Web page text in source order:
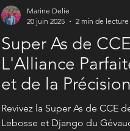
Super As de
L'Alliance
et de la
Revivez la Super As de CCE
Lebosse et Django du
Marine Delie
20 juin 2025
2 min de lecture